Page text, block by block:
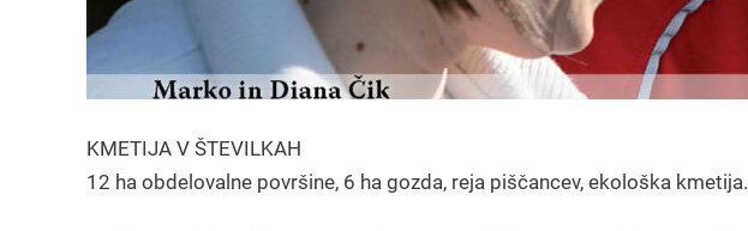
KMETIJA V ŠTEVILKAH
12 ha obdelovalne površine, 6 ha gozda, reja piščancev, ekološka kmetija.